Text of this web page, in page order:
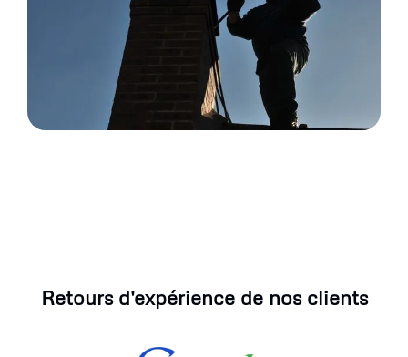
Retours d'expérience de nos clients